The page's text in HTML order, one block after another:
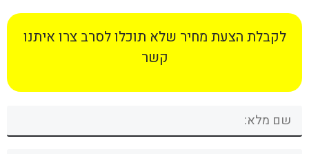
לקבלת הצעת מחיר שלא תוכלו לסרב צרו איתנו
קשר